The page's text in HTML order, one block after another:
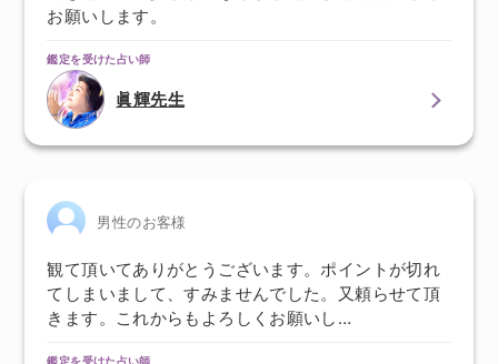
お願いします。
鑑定を受けた占い師
眞輝先生
男性のお客様
観て頂いてありがとうございます。ポイントが切れ
てしまいまして、すみませんでした。又頼らせて頂
きます。これからもよろしくお願いし…
鑑定を受けた占い師